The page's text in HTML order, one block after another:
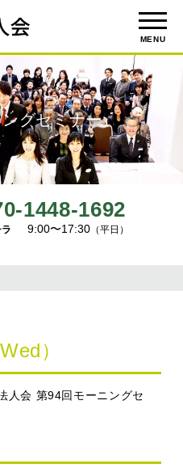
MENU
1448-1692
9:00〜17:30 （平日）
グセミナー
）
人会 第94回モーニングセ